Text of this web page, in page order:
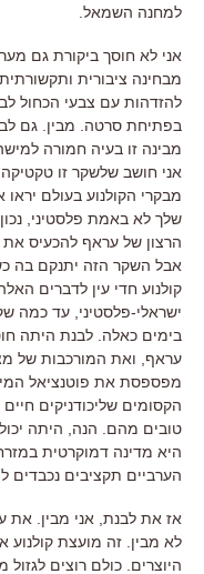
למחנה השמאל.
אני לא חוסך ביקורת גם
מבחינה ציבורית
להזדהות עם צבעי הכחול
בפתיחת סרטה. מבין. גם
מבינה זו בעיה חמורה
אני חושב שלשקר זו
מבקרי הקולנוע בעולם
שלך לא באמת פלסטיני,
הרצון של עראף להכעיס
אבל השקר הזה יתנקם בה
קולנוע חדי עין לדברים
ישראלי-פלסטיני, עד כמה
בימים כאלה. לבנת היתה
עראף, ואת המורכבות של
מפספסת את פוטנציאל
הקסומים שליכודניקים
טובים מהם. הנה, היתה
היא מדינה דמוקרטית
הערביים תקציבים נכבדים
אז את לבנת, אני מבין. את
לא מבין. זה מועצת קולנוע
היוצרים. כולם רוצים לגזול